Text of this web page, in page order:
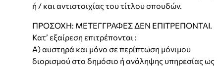
ή / και αντιστοιχίας του τίτλου σπουδών.
ΠΡΟΣΟΧΗ: ΜΕΤΕΓΓΡΑΦΕΣ ΔΕΝ ΕΠΙΤΡΕΠΟΝΤΑΙ.
Κατ’ εξαίρεση επιτρέπονται :
Α) αυστηρά και μόνο σε περίπτωση μόνιμου
διορισμού στο δημόσιο ή ανάληψης υπηρεσίας ως